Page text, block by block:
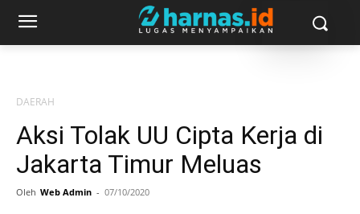
DAERAH
Aksi Tolak UU Cipta Kerja di
Jakarta Timur Meluas
Oleh Web Admin - 07/10/2020